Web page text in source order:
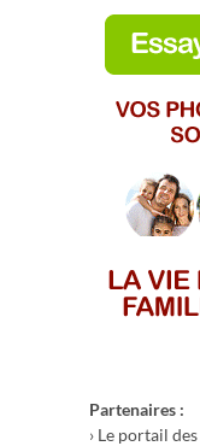
Partenaires :
› Le portail des